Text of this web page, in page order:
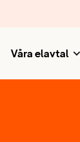
Våra elavtal